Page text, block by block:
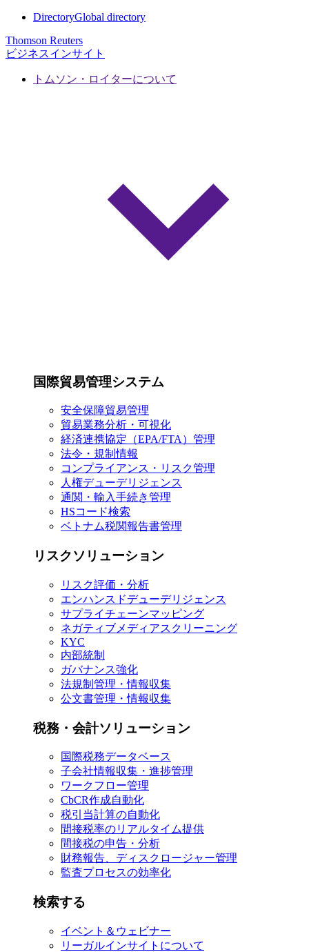
DirectoryGlobal directory
Thomson Reuters
ビジネスインサイト
トムソン・ロイターについて
国際貿易管理システム
安全保障貿易管理
貿易業務分析・可視化
経済連携協定（EPA/FTA）管理
法令・規制情報
コンプライアンス・リスク管理
人権デューデリジェンス
通関・輸入手続き管理
HSコード検索
ベトナム税関報告書管理
リスクソリューション
リスク評価・分析
エンハンスドデューデリジェンス
サプライチェーンマッピング
ネガティブメディアスクリーニング
KYC
内部統制
ガバナンス強化
法規制管理・情報収集
公文書管理・情報収集
税務・会計ソリューション
国際税務データベース
子会社情報収集・進捗管理
ワークフロー管理
CbCR作成自動化
税引当計算の自動化
間接税率のリアルタイム提供
間接税の申告・分析
財務報告、ディスクロージャー管理
監査プロセスの効率化
検索する
イベント＆ウェビナー
リーガルインサイトについて